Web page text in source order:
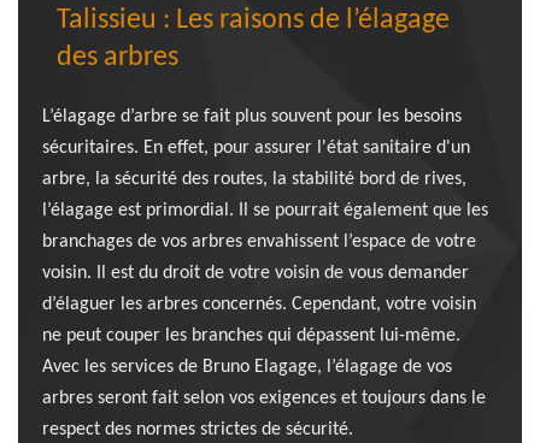
Talissieu : Les raisons de l’élagage
des arbres
L’élagage d’arbre se fait plus souvent pour les besoins
sécuritaires. En effet, pour assurer l'état sanitaire d'un
arbre, la sécurité des routes, la stabilité bord de rives,
l’élagage est primordial. Il se pourrait également que les
branchages de vos arbres envahissent l’espace de votre
voisin. Il est du droit de votre voisin de vous demander
d’élaguer les arbres concernés. Cependant, votre voisin
ne peut couper les branches qui dépassent lui-même.
Avec les services de Bruno Elagage, l’élagage de vos
arbres seront fait selon vos exigences et toujours dans le
respect des normes strictes de sécurité.